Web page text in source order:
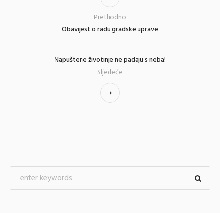
Obavijest o radu gradske uprave
Prethodno
Napuštene životinje ne padaju s neba!
Sljedeće